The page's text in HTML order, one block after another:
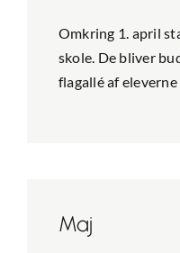
Omkring 1. april
skole. De bliver
flagallé af eleverne
Maj